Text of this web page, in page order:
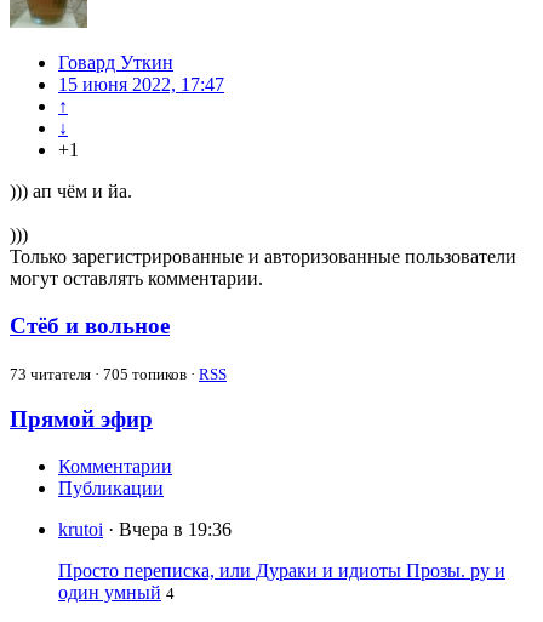
Говард Уткин
15 июня 2022, 17:47
↑
↓
+1
))) ап чём и йа.
)))
Только зарегистрированные и авторизованные пользователи
могут оставлять комментарии.
Стёб и вольное
73 читателя · 705 топиков · RSS
Прямой эфир
Комментарии
Публикации
krutoi · Вчера в 19:36
Просто переписка, или Дураки и идиоты Прозы. ру и
один умный 4